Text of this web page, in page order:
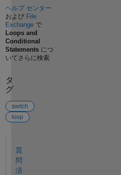
ヘルプ センター
および File
Exchangeで
Loops and
Conditional
Statementsにつ
いてさらに検索
タ
グ
switch
loop
質
問
済